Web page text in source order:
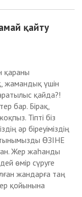
қайту
қараны
жамандық үшін
қайда?!
бар. Бірақ,
Тіпті біз
әр біреуіміздің
ӨЗІНЕ
Жер жаһанды
өмір сүруге
жандарға таң
қойынына